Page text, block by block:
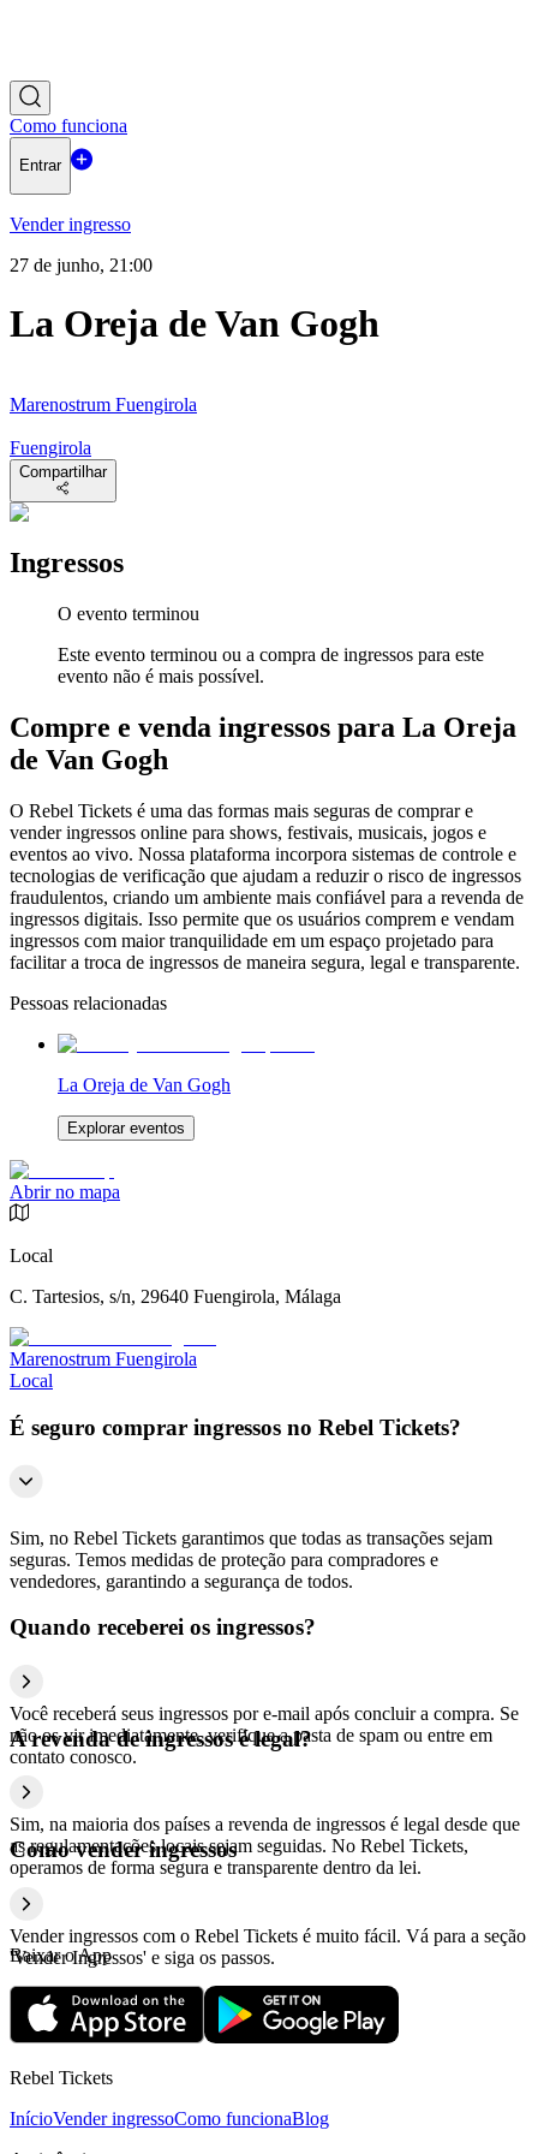
Como funciona
Entrar
Vender ingresso
27 de junho, 21:00
La Oreja de Van Gogh
Marenostrum Fuengirola
Fuengirola
Compartilhar
Ingressos
O evento terminou
Este evento terminou ou a compra de ingressos para este
evento não é mais possível.
Compre e venda ingressos para La Oreja
de Van Gogh
O Rebel Tickets é uma das formas mais seguras de comprar e
vender ingressos online para shows, festivais, musicais, jogos e
eventos ao vivo. Nossa plataforma incorpora sistemas de controle e
tecnologias de verificação que ajudam a reduzir o risco de ingressos
fraudulentos, criando um ambiente mais confiável para a revenda de
ingressos digitais. Isso permite que os usuários comprem e vendam
ingressos com maior tranquilidade em um espaço projetado para
facilitar a troca de ingressos de maneira segura, legal e transparente.
Pessoas relacionadas
La Oreja de Van Gogh
Explorar eventos
Abrir no mapa
Local
C. Tartesios, s/n, 29640 Fuengirola, Málaga
Marenostrum Fuengirola
Local
É seguro comprar ingressos no Rebel Tickets?
Sim, no Rebel Tickets garantimos que todas as transações sejam
seguras. Temos medidas de proteção para compradores e
vendedores, garantindo a segurança de todos.
Quando receberei os ingressos?
Você receberá seus ingressos por e-mail após concluir a compra. Se
não os vir imediatamente, verifique a pasta de spam ou entre em
contato conosco.
A revenda de ingressos é legal?
Sim, na maioria dos países a revenda de ingressos é legal desde que
as regulamentações locais sejam seguidas. No Rebel Tickets,
operamos de forma segura e transparente dentro da lei.
Como vender ingressos
Vender ingressos com o Rebel Tickets é muito fácil. Vá para a seção
'Vender Ingressos' e siga os passos.
Baixar o App
Rebel Tickets
InícioVender ingressoComo funcionaBlog